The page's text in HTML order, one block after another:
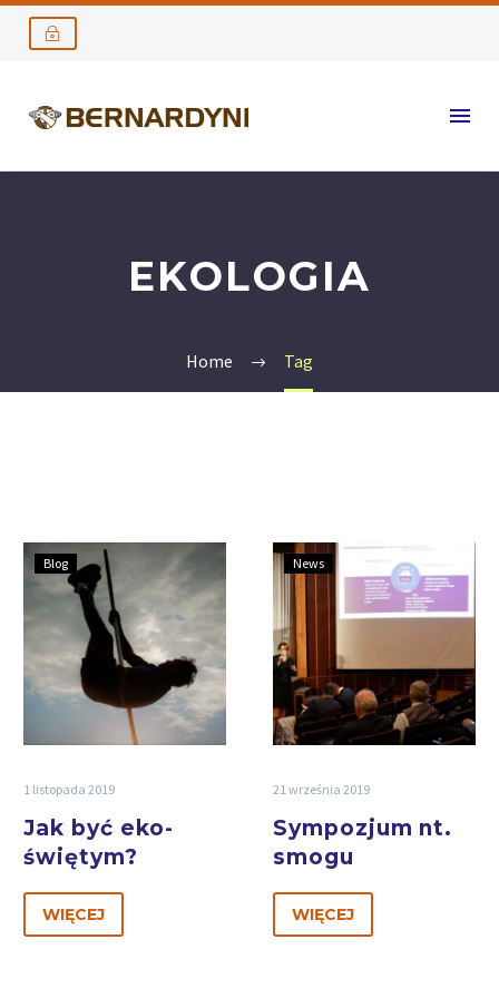
EKOLOGIA
Home Tag
Blog
1 listopada 2019
Jak być eko-
świętym?
WIĘCEJ
News
21 września 2019
Sympozjum nt.
smogu
WIĘCEJ